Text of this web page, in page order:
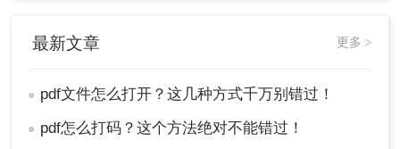
最新文章 更多 >
● pdf文件怎么打开？这几种方式千万别错过！
● pdf怎么打码？这个方法绝对不能错过！